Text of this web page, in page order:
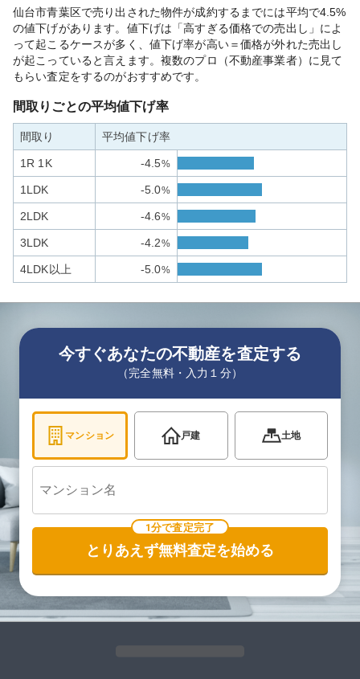
仙台市青葉区で売り出された物件が成約するまでには平均で4.5%
の値下げがあります。値下げは「高すぎる価格での売出し」によ
って起こるケースが多く、値下げ率が高い＝価格が外れた売出し
が起こっていると言えます。複数のプロ（不動産事業者）に見て
もらい査定をするのがおすすめです。
間取りごとの平均値下げ率
間取り 平均値下げ率
1R 1K -4.5%
1LDK -5.0%
2LDK -4.6%
3LDK -4.2%
4LDK以上 -5.0%
今すぐあなたの不動産を査定する
（完全無料・入力１分）
マンション 戸建 土地
1分で査定完了
とりあえず無料査定を始める